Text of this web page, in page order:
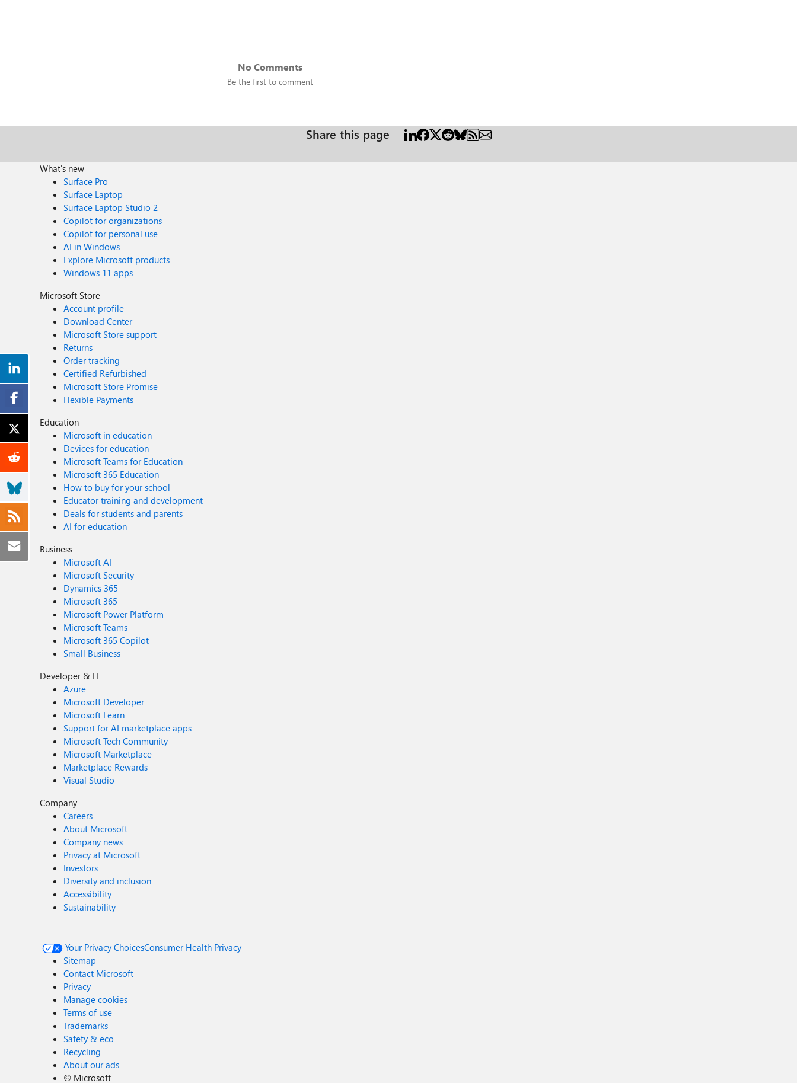
No Comments
Be the first to comment
Share this page
What's new
Surface Pro
Surface Laptop
Surface Laptop Studio 2
Copilot for organizations
Copilot for personal use
AI in Windows
Explore Microsoft products
Windows 11 apps
Microsoft Store
Account profile
Download Center
Microsoft Store support
Returns
Order tracking
Certified Refurbished
Microsoft Store Promise
Flexible Payments
Education
Microsoft in education
Devices for education
Microsoft Teams for Education
Microsoft 365 Education
How to buy for your school
Educator training and development
Deals for students and parents
AI for education
Business
Microsoft AI
Microsoft Security
Dynamics 365
Microsoft 365
Microsoft Power Platform
Microsoft Teams
Microsoft 365 Copilot
Small Business
Developer & IT
Azure
Microsoft Developer
Microsoft Learn
Support for AI marketplace apps
Microsoft Tech Community
Microsoft Marketplace
Marketplace Rewards
Visual Studio
Company
Careers
About Microsoft
Company news
Privacy at Microsoft
Investors
Diversity and inclusion
Accessibility
Sustainability
Your Privacy ChoicesConsumer Health Privacy
Sitemap
Contact Microsoft
Privacy
Manage cookies
Terms of use
Trademarks
Safety & eco
Recycling
About our ads
© Microsoft